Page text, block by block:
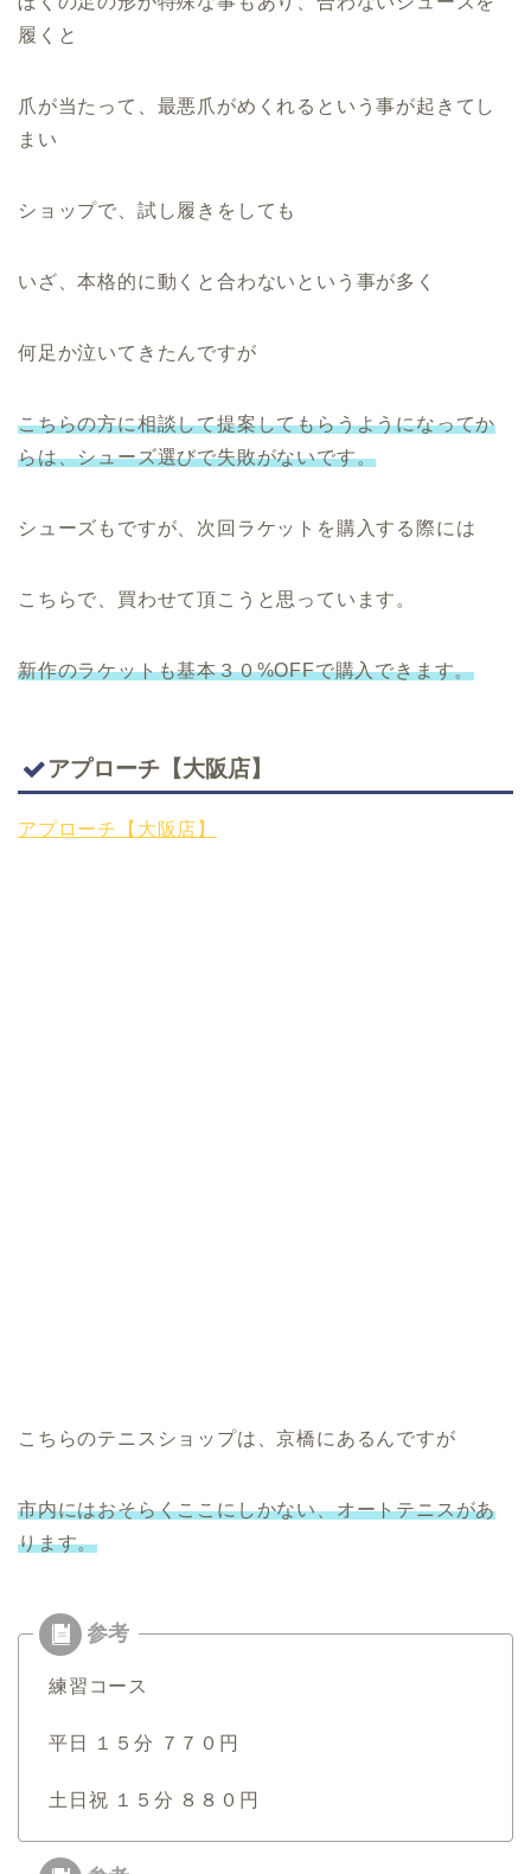
履くと
爪が当たって、最悪爪がめくれるという事が起きてし
まい
ショップで、試し履きをしても
いざ、本格的に動くと合わないという事が多く
何足か泣いてきたんですが
こちらの方に相談して提案してもらうようになってか
らは、シューズ選びで失敗がないです。
シューズもですが、次回ラケットを購入する際には
こちらで、買わせて頂こうと思っています。
新作のラケットも基本３０%OFFで購入できます。
アプローチ【大阪店】
アプローチ【大阪店】
こちらのテニスショップは、京橋にあるんですが
市内にはおそらくここにしかない、オートテニスがあ
ります。
練習コース
平日 １５分 ７７０円
土日祝 １５分 ８８０円